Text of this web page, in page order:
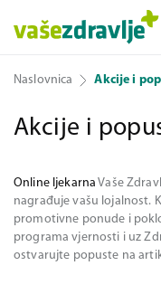
Naslovnica Akcije i
Akcije i
Online ljekarna Vaše
nagrađuje vašu lojalnost.
promotivne ponude i
programa vjernosti i uz
ostvarujte popuste na